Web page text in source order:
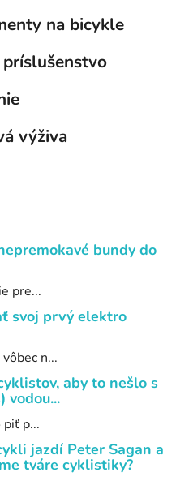
na bicykle
výživa
bundy do
pre...
svoj prvý elektro
n...
aby to nešlo s
vodou...
piť p...
jazdí Peter Sagan a
tváre cyklistiky?